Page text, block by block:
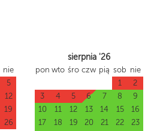
nie
5
12
19
26
sierpnia '26
pon wto śro czw pią sob nie
1
2
3
4 5 6 7 8
9
10
11 12 13 14 15
16
17
18 19 20 21 22
23